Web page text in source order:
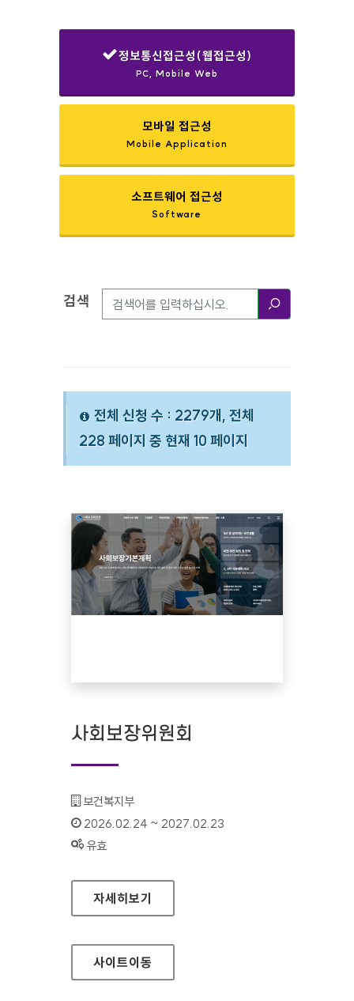
정보통신접근성(웹접근성)
PC, Mobile Web
모바일 접근성
Mobile Application
소프트웨어 접근성
Software
검색옵션
검색
전체 신청 수 : 2279개, 전체
228 페이지 중 현재 10 페이지
사회보장위원회
기관명 :
보건복지부
인증기간 :
2026.02.24 ~ 2027.02.23
상태 :
유효
사회보장위원회
자세히보기
사이트이동